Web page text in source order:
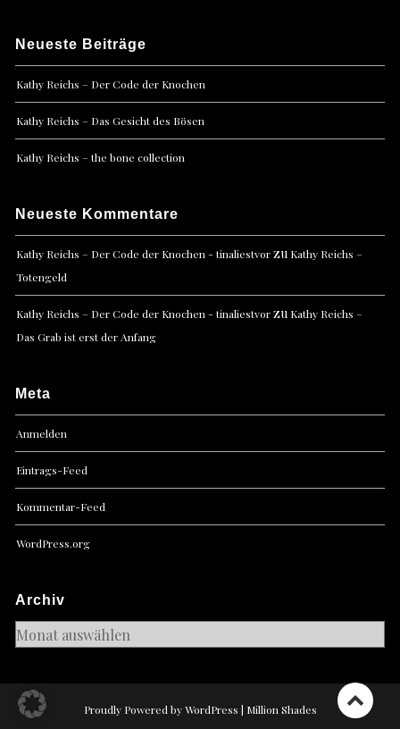
Neueste Beiträge
Kathy Reichs – Der Code der Knochen
Kathy Reichs – Das Gesicht des Bösen
Kathy Reichs – the bone collection
Neueste Kommentare
Kathy Reichs – Der Code der Knochen - tinaliestvorzu Kathy Reichs –
Totengeld
Kathy Reichs – Der Code der Knochen - tinaliestvorzu Kathy Reichs –
Das Grab ist erst der Anfang
Meta
Anmelden
Eintrags-Feed
Kommentar-Feed
WordPress.org
Archiv
Archiv
Proudly Powered by WordPress | Million Shades